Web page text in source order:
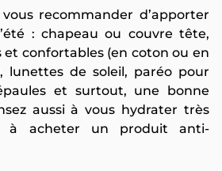
recommander d’apporter
: chapeau ou couvre tête,
confortables (en coton ou en
lunettes de soleil, paréo pour
et surtout, une bonne
aussi à vous hydrater très
à acheter un produit anti-